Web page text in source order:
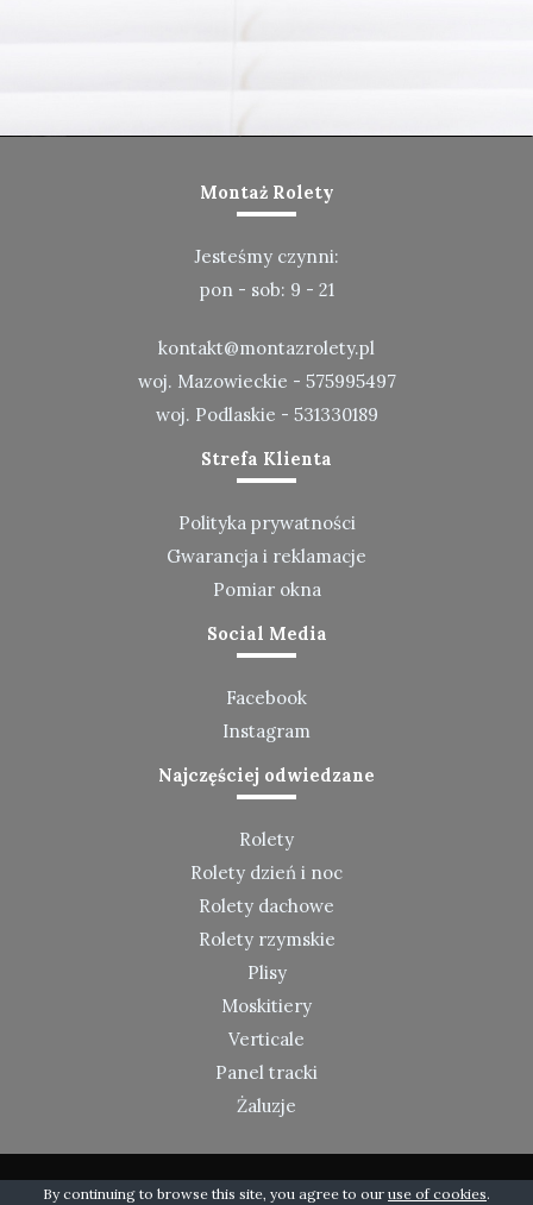
Montaż Rolety
Jesteśmy czynni:
pon - sob: 9 - 21
kontakt@montazrolety.pl
woj. Mazowieckie - 575995497
woj. Podlaskie - 531330189
Strefa Klienta
Polityka prywatności
Gwarancja i reklamacje
Pomiar okna
Social Media
Facebook
Instagram
Najczęściej odwiedzane
Rolety
Rolety dzień i noc
Rolety dachowe
Rolety rzymskie
Plisy
Moskitiery
Verticale
Panel tracki
Żaluzje
©2019-2020Montaż Rolety
By continuing to browse this site, you agree to our use of cookies.